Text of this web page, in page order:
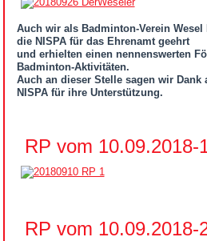
Auch wir als Badminton-Verein
die NISPA für das Ehrenamt geehrt
underhielten einen nennenswerten
Badminton-Aktivitäten.
Auch an dieser Stelle sagen wir
NISPA für ihre Unterstützung.
RP vom 10.09.2018-
RP vom 10.09.2018-